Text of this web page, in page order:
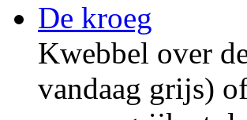
De kroeg
Kwebbel over
vandaag grijs)